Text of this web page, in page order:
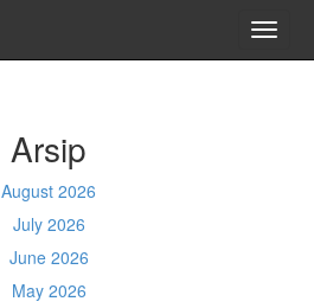
Arsip
August 2026
July 2026
June 2026
May 2026